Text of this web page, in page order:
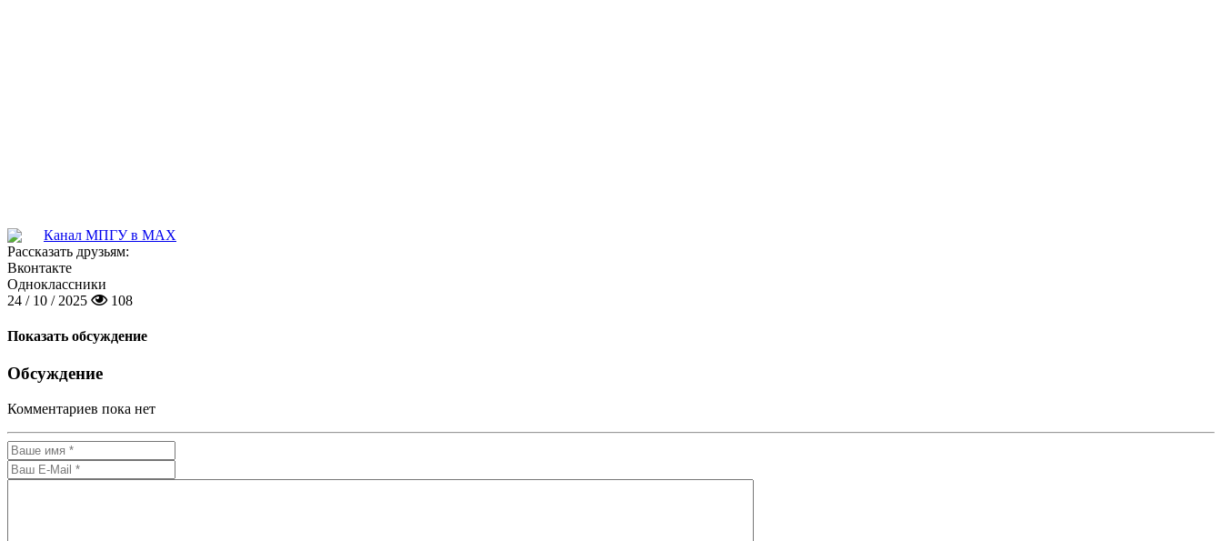
Канал МПГУ в MAX
Рассказать друзьям:
Вконтакте
Одноклассники
24 / 10 / 2025
108
Показать обсуждение
Обсуждение
Комментариев пока нет